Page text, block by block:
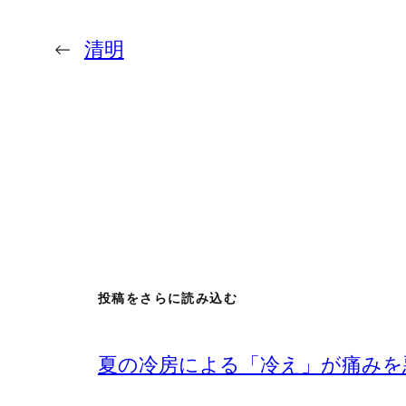
← 清明
投稿をさらに読み込む
夏の冷房による「冷え」が痛み